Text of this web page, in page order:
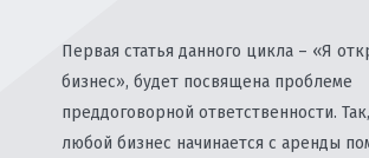
Первая статья данного цикла – «Я
бизнес», будет посвящена проблеме
преддоговорной ответственности.
любой бизнес начинается с аренды